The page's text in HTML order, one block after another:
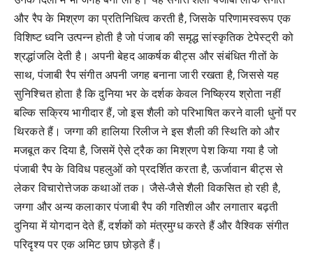
और रैप के मिश्रण का प्रतिनिधित्व करती है, जिसके परिणामस्वरूप एक
विशिष्ट ध्वनि उत्पन्न होती है जो पंजाब की समृद्ध सांस्कृतिक टेपेस्ट्री को
श्रद्धांजलि देती है। अपनी बेहद आकर्षक बीट्स और संबंधित गीतों के
साथ, पंजाबी रैप संगीत अपनी जगह बनाना जारी रखता है, जिससे यह
सुनिश्चित होता है कि दुनिया भर के दर्शक केवल निष्क्रिय श्रोता नहीं
बल्कि सक्रिय भागीदार हैं, जो इस शैली को परिभाषित करने वाली धुनों पर
थिरकते हैं। जग्गा की हालिया रिलीज ने इस शैली की स्थिति को और
मजबूत कर दिया है, जिसमें ऐसे ट्रैक का मिश्रण पेश किया गया है जो
पंजाबी रैप के विविध पहलुओं को प्रदर्शित करता है, ऊर्जावान बीट्स से
लेकर विचारोत्तेजक कथाओं तक। जैसे-जैसे शैली विकसित हो रही है,
जग्गा और अन्य कलाकार पंजाबी रैप की गतिशील और लगातार बढ़ती
दुनिया में योगदान देते हैं, दर्शकों को मंत्रमुग्ध करते हैं और वैश्विक संगीत
परिदृश्य पर एक अमिट छाप छोड़ते हैं।